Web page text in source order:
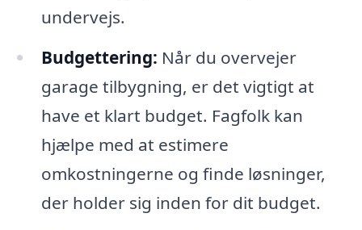
undervejs.
Budgettering: Når du overvejer
garage tilbygning, er det vigtigt at
have et klart budget. Fagfolk kan
hjælpe med at estimere
omkostningerne og finde løsninger,
der holder sig inden for dit budget.